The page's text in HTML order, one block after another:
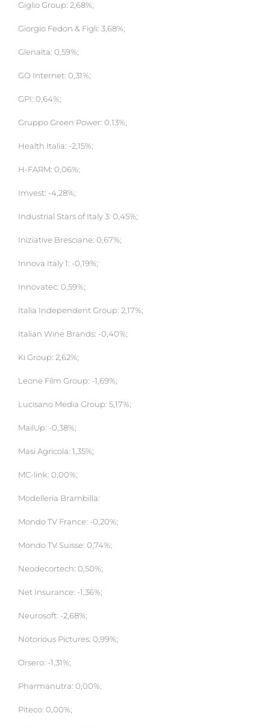
Giglio Group: 2,68%;
Giorgio Fedon & Figli: 3,68%;
Glenalta: 0,59%;
GO Internet: 0,31%;
GPI: 0,64%;
Gruppo Green Power: 0,13%;
Health Italia: -2,15%;
H-FARM: 0,06%;
Imvest: -4,28%;
Industrial Stars of Italy 3: 0,45%;
Iniziative Bresciane: 0,67%;
Innova Italy 1: -0,19%;
Innovatec: 0,59%;
Italia Independent Group: 2,17%;
Italian Wine Brands: -0,40%;
Ki Group: 2,62%;
Leone Film Group: -1,69%;
Lucisano Media Group: 5,17%;
MailUp: -0,38%;
Masi Agricola: 1,35%;
MC-link: 0,00%;
Modelleria Brambilla:
Mondo TV France: -0,20%;
Mondo TV Suisse: 0,74%;
Neodecortech: 0,50%;
Net Insurance: -1,36%;
Neurosoft: -2,68%;
Notorious Pictures: 0,99%;
Orsero: -1,31%;
Pharmanutra: 0,00%;
Piteco: 0,00%;